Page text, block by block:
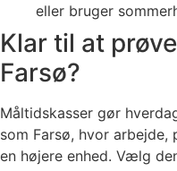
eller bruger
Klar til at
Farsø?
Måltidskasser gør
som Farsø, hvor
en højere enhed. Vælg